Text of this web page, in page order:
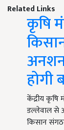
Related Links
कृषि
होगी
केंद्रीय कृषि
डल्लेवाल से
किसान